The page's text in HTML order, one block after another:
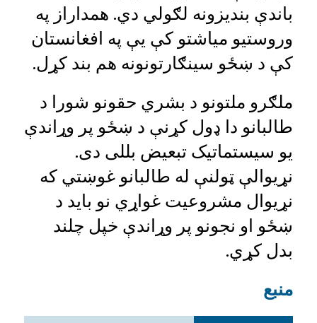
باندې بندیزونه لګولي دي. همداراز په
وروستیو میاشتو کې یې په افغانستان
کې د ښځو سینګارتونونه هم بند کړل.
ملګرو ملتونو د بشري حقونو شورا د
طالبانو دا ډول کړنې د ښځو پر وړاندې
یو سیستماتیک تبعیض بللی دی.
نړیوالې ټولنې له طالبانو غوښتي که
نړیوال مشروعیت غواړي نو باید د
ښځو او نجونو پر وړاندې خپل چلند
بدل کړي.
منبع